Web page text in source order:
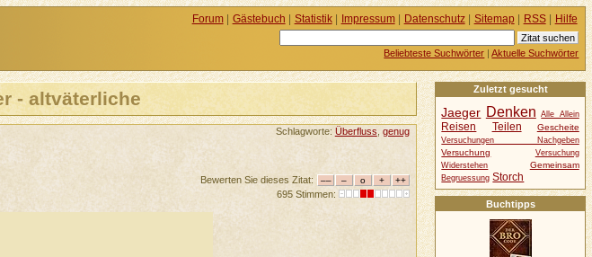
- altväterliche
Schlagworte: Überfluss genug
Bewerten Sie dieses Zitat:
695 Stimmen:
Zuletzt gesucht
Jaeger Denken Alle Allein
Reisen Teilen Gescheite
Versuchungen Nachgeben
Versuchung
Versuchung
Widerstehen
Gemeinsam
Begruessung Storch
Buchtipps
Forum| Gästebuch | Statistik| Impressum| Datenschutz| Sitemap| RSS| Hilfe
Beliebteste Suchwörter |Aktuelle Suchwörter